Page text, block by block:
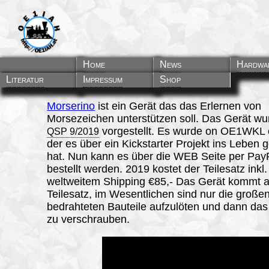
Home News
Literatur
Impressum Shop
Morserino ist ein Gerät das das Erlernen von
Morsezeichen unterstützen soll. Das Gerät
QSP 9/2019 vorgestellt. Es wurde on OE1WKL
der es über ein Kickstarter Projekt ins Leben
hat. Nun kann es über die WEB Seite per
bestellt werden. 2019 kostet der Teilesatz inkl.
weltweitem Shipping €85,- Das Gerät kommt
Teilesatz, im Wesentlichen sind nur die
bedrahteten Bauteile aufzulöten und dann
zu verschrauben.